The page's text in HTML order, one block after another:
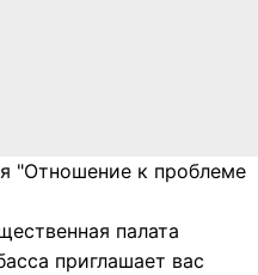
"Отношение к проблеме
палата
приглашает вас